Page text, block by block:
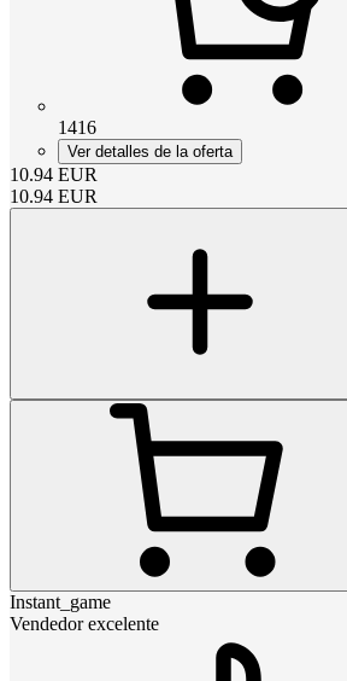
1416
Ver detalles de la oferta
10.94 EUR
10.94 EUR
Instant_game
Vendedor excelente